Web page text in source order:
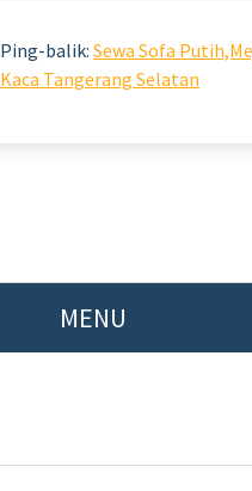
Ping-balik: Sewa Sofa
Kaca Tangerang Selatan
MENU